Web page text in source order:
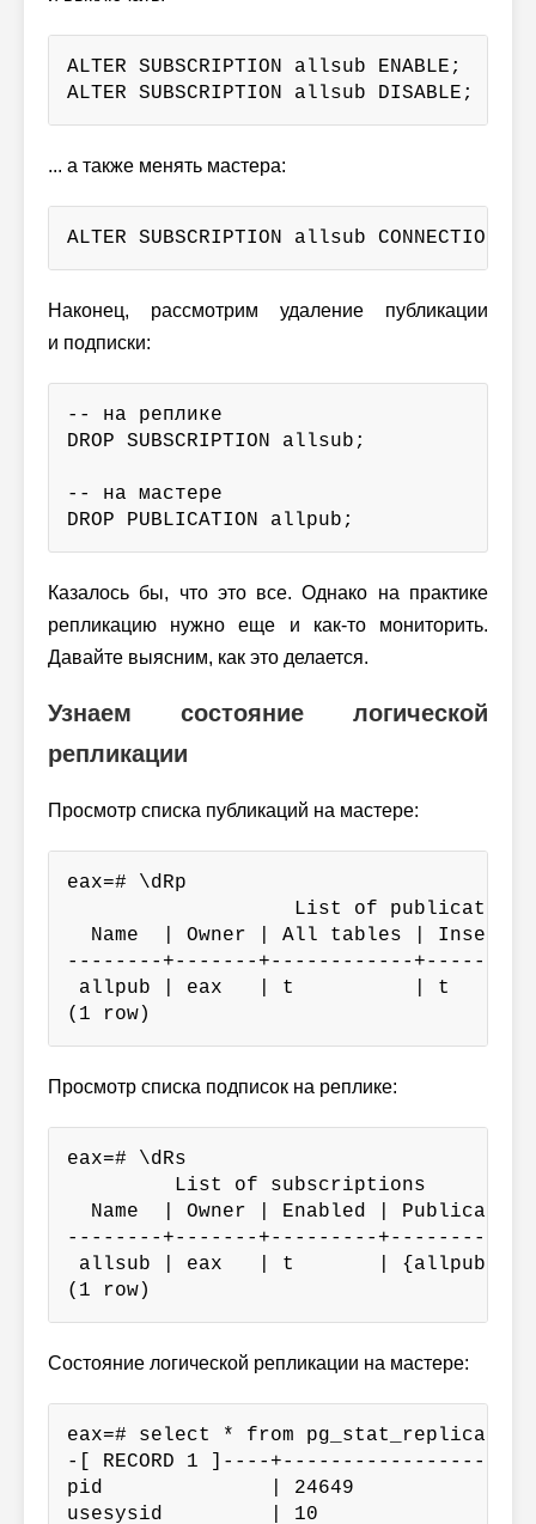
ALTER SUBSCRIPTION allsub ENABLE;
ALTER SUBSCRIPTION allsub DISABLE;
... а также менять мастера:
ALTER SUBSCRIPTION allsub
Наконец, рассмотрим удаление публикации
и подписки:
-- на реплике
DROP SUBSCRIPTION allsub;
-- на мастере
DROP PUBLICATION allpub;
Казалось бы, что это все. Однако на практике
репликацию нужно еще и как-то мониторить.
Давайте выясним, как это делается.
Узнаем состояние логической
репликации
Просмотр списка публикаций на мастере:
eax=# \dRp
                   List of publications
Name  | Owner | All tables | Inserts
--------+-------+------------
allpub | eax   | t          | t
(1 row)
Просмотр списка подписок на реплике:
eax=# \dRs
         List of subscriptions
  Name  | Owner | Enabled | Publication
--------+-------+---------
allsub | eax   | t       | {allpub}
(1 row)
Состояние логической репликации на мастере:
eax=# select * from
-[ RECORD 1 ]----
pid              | 24649
usesysid         | 10